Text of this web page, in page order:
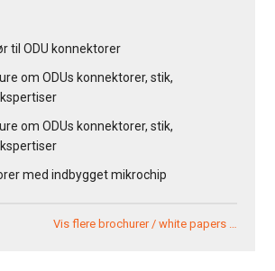
til ODU konnektorer
om ODUs konnektorer, stik,
om ODUs konnektorer, stik,
med indbygget mikrochip
Vis flere brochurer / white papers …